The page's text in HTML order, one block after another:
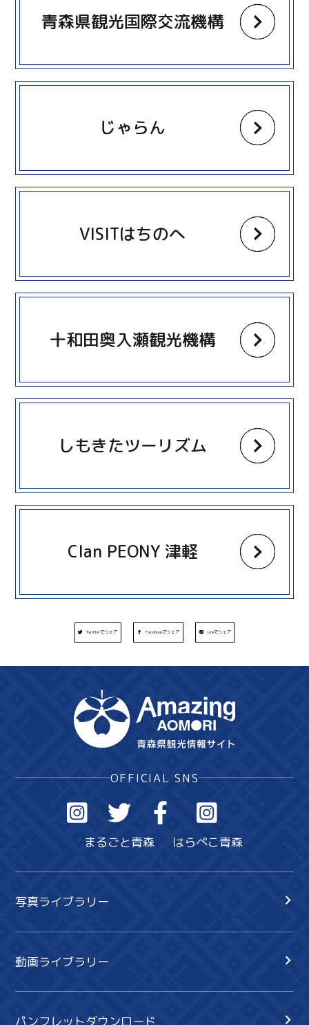
青森県観光国際交流機構
じゃらん
more
VISITはちのへ
more
十和田奥入瀬観光機構
more
しもきたツーリズム
more
Clan PEONY 津軽
more
Twitterでシェア Facebookでシェア Lineでシェア
OFFICIAL SNS
まるごと青森 はらぺこ青森
写真ライブラリー
動画ライブラリー
パンフレットダウンロード